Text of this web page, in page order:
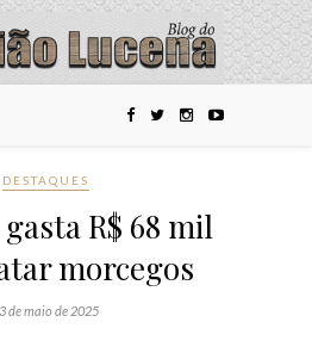
DESTAQUES
R$ 68 mil
morcegos
de maio de 2025